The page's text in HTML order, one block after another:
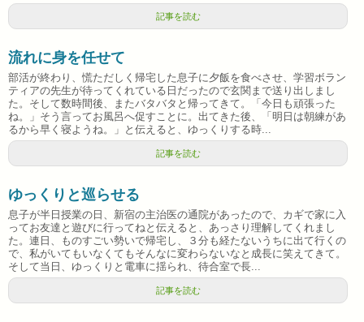
記事を読む
流れに身を任せて
部活が終わり、慌ただしく帰宅した息子に夕飯を食べさせ、学習ボラン
ティアの先生が待ってくれている日だったので玄関まで送り出しまし
た。そして数時間後、またバタバタと帰ってきて。「今日も頑張った
ね。」そう言ってお風呂へ促すことに。出てきた後、「明日は朝練があ
るから早く寝ようね。」と伝えると、ゆっくりする時...
記事を読む
ゆっくりと巡らせる
息子が半日授業の日、新宿の主治医の通院があったので、カギで家に入
ってお友達と遊びに行ってねと伝えると、あっさり理解してくれまし
た。連日、ものすごい勢いで帰宅し、３分も経たないうちに出て行くの
で、私がいてもいなくてもそんなに変わらないなと成長に笑えてきて。
そして当日、ゆっくりと電車に揺られ、待合室で長...
記事を読む